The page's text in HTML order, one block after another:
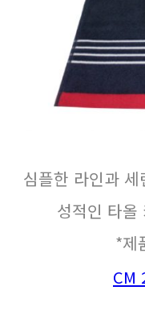
심플한 라인과
성적인 타올
*제품
CM